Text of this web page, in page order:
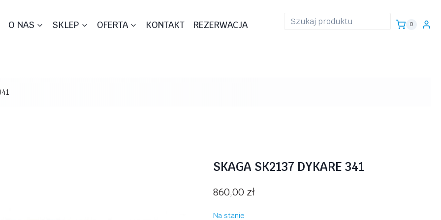
O NAS SKLEP OFERTA KONTAKT REZERWACJA 0
SKAGA SK2137 DYKARE 341
860,00 zł
Na stanie